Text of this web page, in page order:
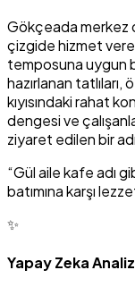
Gökçeada merkez
çizgide hizmet
temposuna uygun
hazırlanan
kıyısındaki rahat
dengesi ve
ziyaret edilen bir
“Gül aile kafe adı
batımına karşı
✨
Yapay Zeka